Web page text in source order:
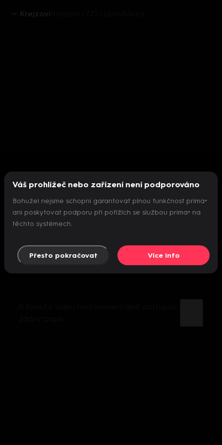
Krejzovi
Nepodařilo se inicializovat přehrávač
Váš prohlížeč nebo zařízení není podporováno
Bohužel nejsme schopni garantovat plnou funkčnost prima+
ani poskytovat podporu při potížích se službou prima+ na
těchto systémech.
Přesto pokračovat Více info